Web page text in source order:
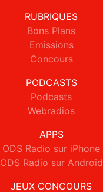
RUBRIQUES
Bons Plans
Emissions
Concours
PODCASTS
Podcasts
Webradios
APPS
ODS Radio sur iPhone
ODS Radio sur Android
JEUX CONCOURS